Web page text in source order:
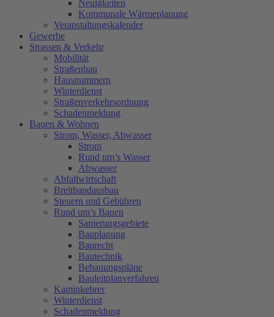
Neuigkeiten
Kommunale Wärmeplanung
Veranstaltungskalender
Gewerbe
Strassen & Verkehr
Mobilität
Straßenbau
Hausnummern
Winterdienst
Straßenverkehrsordnung
Schadenmeldung
Bauen & Wohnen
Strom, Wasser, Abwasser
Strom
Rund um’s Wasser
Abwasser
Abfallwirtschaft
Breitbandausbau
Steuern und Gebühren
Rund um’s Bauen
Sanierungsgebiete
Bauplanung
Baurecht
Bautechnik
Bebauungspläne
Bauleitplanverfahren
Kaminkehrer
Winterdienst
Schadenmeldung